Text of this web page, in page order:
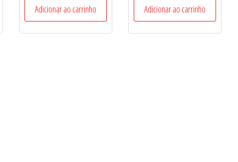
Adicionar ao carrinho Adicionar ao carrinho